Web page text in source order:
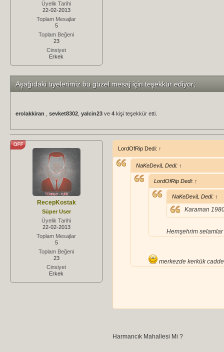
Üyelik Tarihi
22-02-2013
Toplam Mesajlar
5
Toplam Beğeni
23
Cinsiyet
Erkek
Aşağıdaki üyelerimiz bu güzel mesaj için teşekkür ediyor;
erolakkiran sevket8302 yalcin23 ve 4 kişi teşekkür etti.
RecepKostak
Süper User
Üyelik Tarihi
22-02-2013
Toplam Mesajlar
5
Toplam Beğeni
23
Cinsiyet
Erkek
LordOfRip Dedi: ↑
NaKeDeviL Dedi: ↑
LordOfRip Dedi: ↑
NaKeDeviL Dedi: ↑
Karaman
Hemşehrim
merkezde kerkük
Harmancık Mahallesi Mi ?